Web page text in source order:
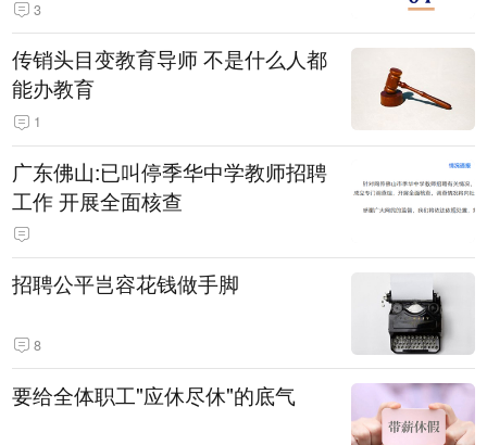
3
传销头目变教育导师 不是什么人都
能办教育
1
广东佛山:已叫停季华中学教师招聘
工作 开展全面核查
招聘公平岂容花钱做手脚
8
要给全体职工"应休尽休"的底气